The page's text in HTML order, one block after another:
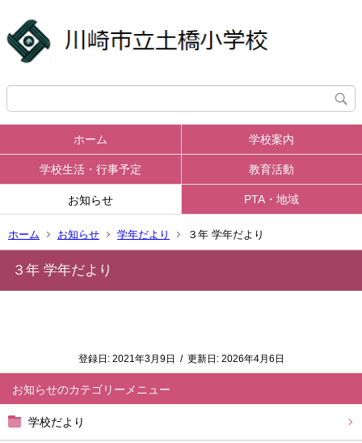
ホーム 学校案内
学校生活・行事予定 教育活動
お知らせ PTA・地域
ホーム お知らせ 学年だより ３年 学年だより
お知らせ
学校だより
３年 学年だより
登録日: 2021年3月9日 / 更新日: 2026年4月6日